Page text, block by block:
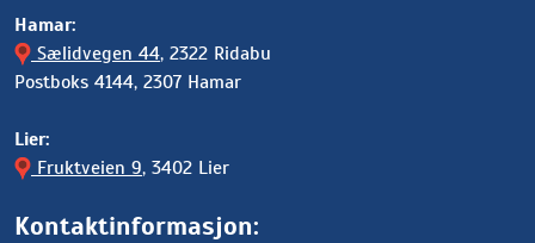
Hamar:
Sælidvegen 44, 2322 Ridabu
Postboks 4144, 2307 Hamar
Lier:
Fruktveien 9, 3402 Lier
Kontaktinformasjon: